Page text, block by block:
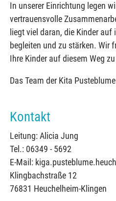
In unserer Einrichtung legen
vertrauensvolle
liegt viel daran, die Kinder auf
begleiten und zu stärken. Wir
Ihre Kinder auf diesem Weg
Das Team der Kita Pusteblume
Kontakt
Leitung: Alicia Jung
Tel.: 06349 - 5692
E-Mail:
Klingbachstraße 12
76831 Heuchelheim-Klingen